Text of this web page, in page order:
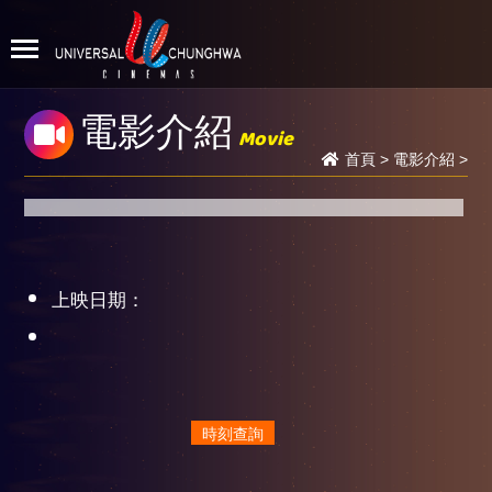
電影介紹 Movie
首頁> 電影介紹 >
上映日期：
時刻查詢